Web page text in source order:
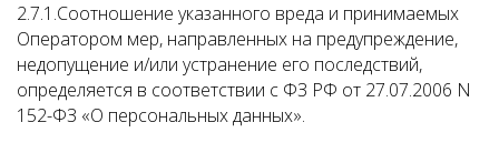
2.7.1.Соотношение указанного вреда и принимаемых
Оператором мер, направленных на предупреждение,
недопущение и/или устранение его последствий,
определяется в соответствии с ФЗ РФ от 27.07.2006 N
152-ФЗ «О персональных данных».